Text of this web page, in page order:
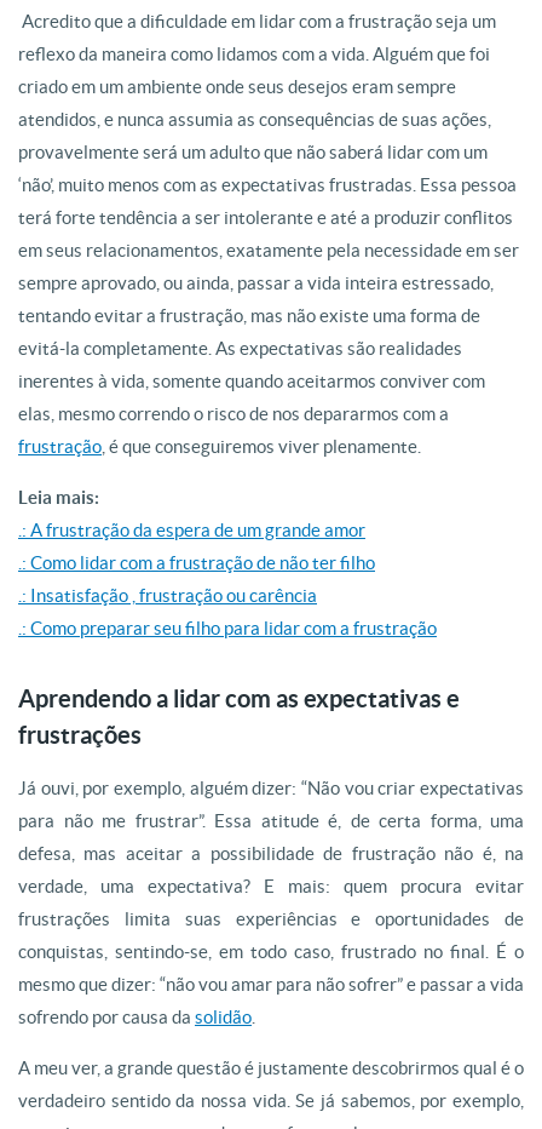
Acredito que a dificuldade em lidar com a frustração seja um
reflexo da maneira como lidamos com a vida. Alguém que foi
criado em um ambiente onde seus desejos eram sempre
atendidos, e nunca assumia as consequências de suas ações,
provavelmente será um adulto que não saberá lidar com um
‘não’, muito menos com as expectativas frustradas. Essa pessoa
terá forte tendência a ser intolerante e até a produzir conflitos
em seus relacionamentos, exatamente pela necessidade em ser
sempre aprovado, ou ainda, passar a vida inteira estressado,
tentando evitar a frustração, mas não existe uma forma de
evitá-la completamente. As expectativas são realidades
inerentes à vida, somente quando aceitarmos conviver com
elas, mesmo correndo o risco de nos depararmos com a
frustração , é que conseguiremos viver plenamente.
Leia mais:
.: A frustração da espera de um grande amor
.: Como lidar com a frustração de não ter filho
.: Insatisfação , frustração ou carência
.: Como preparar seu filho para lidar com a frustração
Aprendendo a lidar com as expectativas e
frustrações
Já ouvi, por exemplo, alguém dizer: “Não vou criar expectativas
para não me frustrar”. Essa atitude é, de certa forma, uma
defesa, mas aceitar a possibilidade de frustração não é, na
verdade, uma expectativa? E mais: quem procura evitar
frustrações limita suas experiências e oportunidades de
conquistas, sentindo-se, em todo caso, frustrado no final. É o
mesmo que dizer: “não vou amar para não sofrer” e passar a vida
sofrendo por causa da solidão
A meu ver, a grande questão é justamente descobrirmos qual é o
verdadeiro sentido da nossa vida. Se já sabemos, por exemplo,